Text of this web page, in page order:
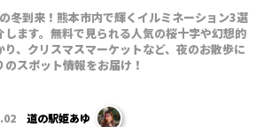
冬到来！熊本市内で輝くイルミネーション3選
します。無料で見られる人気の桜十字や幻想的
り、クリスマスマーケットなど、夜のお散歩に
のスポット情報をお届け！
道の駅姫あゆ